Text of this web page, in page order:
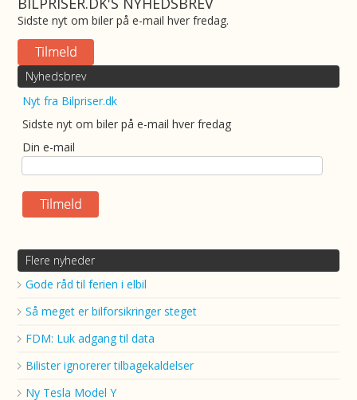
Sidste nyt om biler på e-mail hver fredag.
Nyhedsbrev
Nyt fra Bilpriser.dk
Sidste nyt om biler på e-mail hver fredag
Din e-mail
Flere nyheder
Gode råd til ferien i elbil
Så meget er bilforsikringer steget
FDM: Luk adgang til data
Bilister ignorerer tilbagekaldelser
Ny Tesla Model Y